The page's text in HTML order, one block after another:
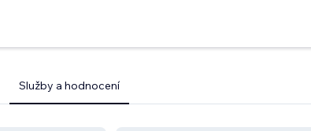
Služby a hodnocení